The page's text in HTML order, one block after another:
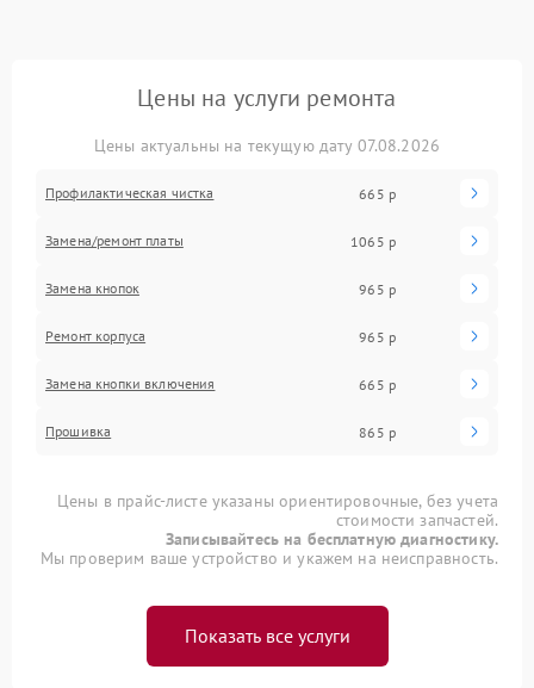
Цены на услуги ремонта
Цены актуальны на текущую дату 07.08.2026
Профилактическая чистка 665 р
Замена/ремонт платы 1065 р
Замена кнопок 965 р
Ремонт корпуса 965 р
Замена кнопки включения 665 р
Прошивка 865 р
Цены в прайс-листе указаны ориентировочные, без учета
стоимости запчастей.
Записывайтесь на бесплатную диагностику.
Мы проверим ваше устройство и укажем на неисправность.
Показать все услуги